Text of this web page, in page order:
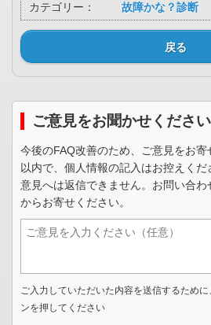
カテゴリー： 故障かな？診断
戻る
ご意見をお聞かせください
今後のFAQ改善のため、ご意見をお
以内で、個人情報の記入はお控えく
意見へは返信できません。お問い合わ
からお寄せください。
ご入力していただいた内容を送信するため
ンを押してください